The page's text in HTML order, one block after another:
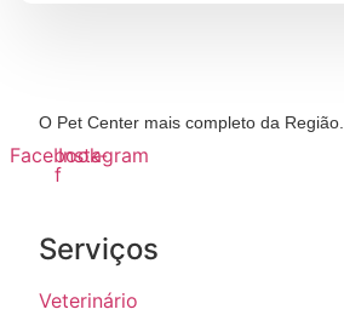
O Pet Center mais completo da Região.
Facebook-
f
Instagram
Serviços
Veterinário